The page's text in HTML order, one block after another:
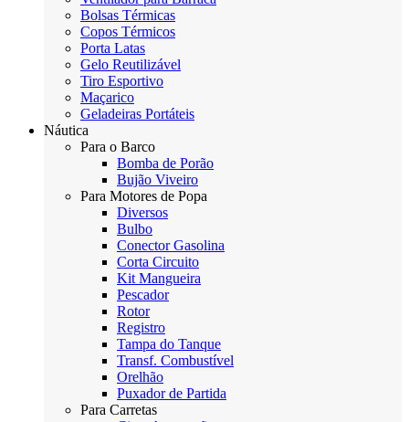
Bolsas Térmicas
Copos Térmicos
Porta Latas
Gelo Reutilizável
Tiro Esportivo
Maçarico
Geladeiras Portáteis
Náutica
Para o Barco
Bomba de Porão
Bujão Viveiro
Para Motores de Popa
Diversos
Bulbo
Conector Gasolina
Corta Circuito
Kit Mangueira
Pescador
Rotor
Registro
Tampa do Tanque
Transf. Combustível
Orelhão
Puxador de Partida
Para Carretas